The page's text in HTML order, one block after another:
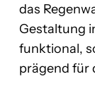
das
Gestaltung
funktional,
prägend für